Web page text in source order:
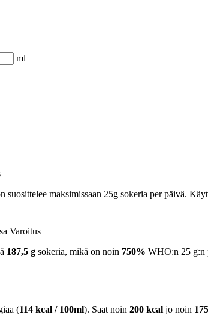
ml
suosittelee maksimissaan 25g sokeria per päivä.
Varoitus
187,5 g sokeria, mikä on noin 750% WHO:n 25 g:n
(114 kcal / 100ml). Saat noin 200 kcal jo noin